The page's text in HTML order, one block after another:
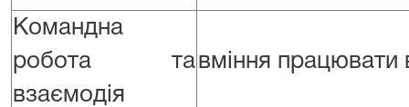
Командна
робота та
взаємодія
вміння працювати